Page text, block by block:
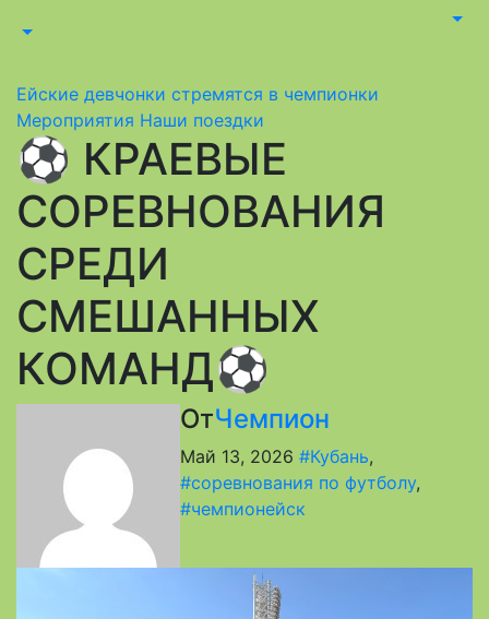
Ейские девчонки стремятся в чемпионки
Мероприятия Наши поездки
⚽ КРАЕВЫЕ
СОРЕВНОВАНИЯ
СРЕДИ
СМЕШАННЫХ
КОМАНД⚽
ОтЧемпион
Май 13, 2026 #Кубань,
#соревнования по футболу,
#чемпионейск